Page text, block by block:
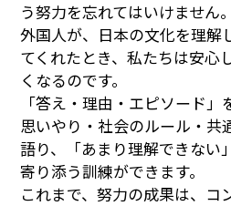
う努力を忘れてはいけません
外国人が、日本の文化を理解
てくれたとき、私たちは安心
くなるのです。
「答え・理由・エピソード」
思いやり・社会のルール・共
語り、「あまり理解できない
寄り添う訓練ができます。
これまで、努力の成果は、コ